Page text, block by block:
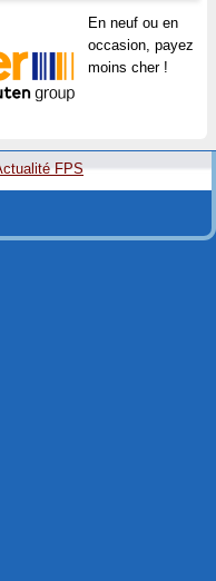
En neuf ou en
occasion, payez
moins cher !